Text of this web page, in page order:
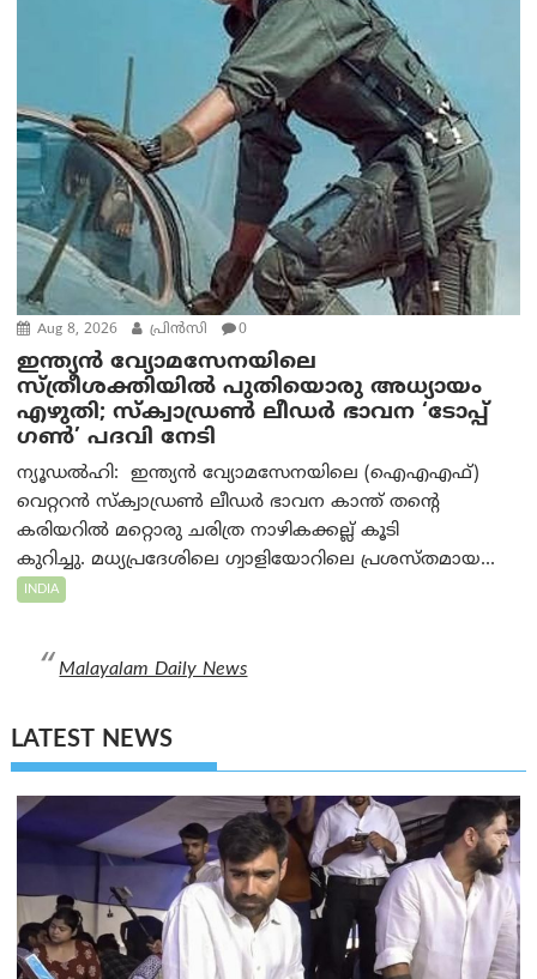
Aug 8, 2026 പ്രിന്‍സി 0
ഇന്ത്യൻ വ്യോമസേനയിലെ
സ്ത്രീശക്തിയിൽ പുതിയൊരു അധ്യായം
എഴുതി; സ്ക്വാഡ്രൺ ലീഡർ ഭാവന ‘ടോപ്പ്
ഗൺ’ പദവി നേടി
ന്യൂഡൽഹി: ഇന്ത്യൻ വ്യോമസേനയിലെ (ഐഎഎഫ്)
വെറ്ററൻ സ്ക്വാഡ്രൺ ലീഡർ ഭാവന കാന്ത് തന്റെ
കരിയറിൽ മറ്റൊരു ചരിത്ര നാഴികക്കല്ല് കൂടി
കുറിച്ചു. മധ്യപ്രദേശിലെ ഗ്വാളിയോറിലെ പ്രശസ്തമായ...
INDIA
Malayalam Daily News
LATEST NEWS